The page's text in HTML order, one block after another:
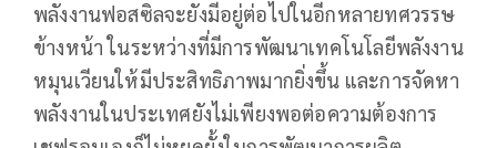
พลังงานฟอสซิลจะยังมีอยู่ต่อไปในอีกหลายทศวรรษ
ข้างหน้า ในระหว่างที่มีการพัฒนาเทคโนโลยีพลังงาน
หมุนเวียนให้มีประสิทธิภาพมากยิ่งขึ้น และการจัดหา
พลังงานในประเทศยังไม่เพียงพอต่อความต้องการ